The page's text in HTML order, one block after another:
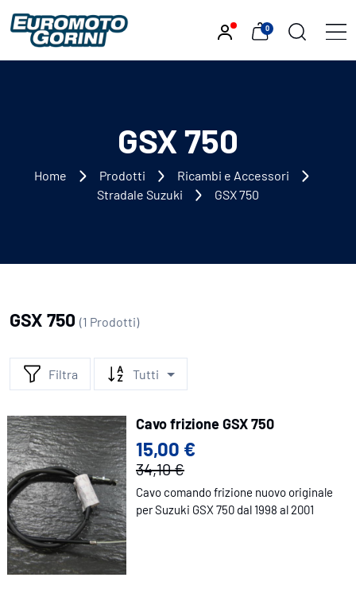
0
GSX 750
Home Prodotti
Ricambi e Accessori
Stradale Suzuki
GSX 750
GSX 750 (1 Prodotti)
Tutti
Filtra
Cavo frizione GSX 750
15,00 €
34,10 €
Cavo comando frizione nuovo originale
per Suzuki GSX 750 dal 1998 al 2001